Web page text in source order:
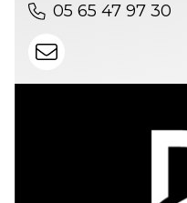
05 65 47 97 30